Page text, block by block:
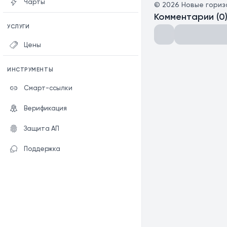
Чарты
УСЛУГИ
Цены
ИНСТРУМЕНТЫ
Смарт-ссылки
Верификация
Защита АП
Поддержка
© 2026 Новые
Комментарии (0)